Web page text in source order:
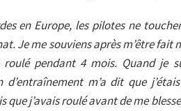
en Europe, les pilotes ne
Je me souviens après m’être
roulé pendant 4 mois. Quand je
d’entraînement m’a dit que
que j’avais roulé avant de me